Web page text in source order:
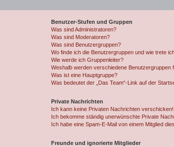
Benutzer-Stufen und Gruppen
Was sind Administratoren?
Was sind Moderatoren?
Was sind Benutzergruppen?
Wo finde ich die Benutzergruppen und wie trete
Wie werde ich Gruppenleiter?
Weshalb werden verschiedene Benutzergruppen
Was ist eine Hauptgruppe?
Was bedeutet der „Das Team“-Link auf der
Private Nachrichten
Ich kann keine Privaten Nachrichten verschicken!
Ich bekomme ständig unerwünschte Private
Ich habe eine Spam-E-Mail von einem Mitglied
Freunde und ignorierte Mitglieder